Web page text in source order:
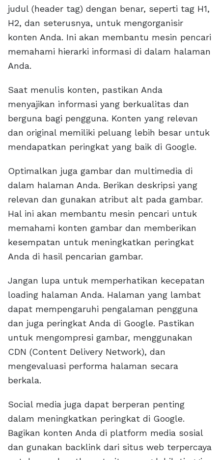
judul (header tag) dengan benar, seperti tag H1,
H2, dan seterusnya, untuk mengorganisir
konten Anda. Ini akan membantu mesin pencari
memahami hierarki informasi di dalam halaman
Anda.
Saat menulis konten, pastikan Anda
menyajikan informasi yang berkualitas dan
berguna bagi pengguna. Konten yang relevan
dan original memiliki peluang lebih besar untuk
mendapatkan peringkat yang baik di Google.
Optimalkan juga gambar dan multimedia di
dalam halaman Anda. Berikan deskripsi yang
relevan dan gunakan atribut alt pada gambar.
Hal ini akan membantu mesin pencari untuk
memahami konten gambar dan memberikan
kesempatan untuk meningkatkan peringkat
Anda di hasil pencarian gambar.
Jangan lupa untuk memperhatikan kecepatan
loading halaman Anda. Halaman yang lambat
dapat mempengaruhi pengalaman pengguna
dan juga peringkat Anda di Google. Pastikan
untuk mengompresi gambar, menggunakan
CDN (Content Delivery Network), dan
mengevaluasi performa halaman secara
berkala.
Social media juga dapat berperan penting
dalam meningkatkan peringkat di Google.
Bagikan konten Anda di platform media sosial
dan gunakan backlink dari situs web terpercaya